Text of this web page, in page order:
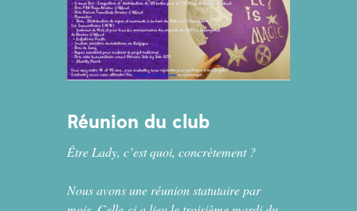
Réunion du club
Être Lady, c’est quoi, concrètement ?
Nous avons une réunion statutaire par